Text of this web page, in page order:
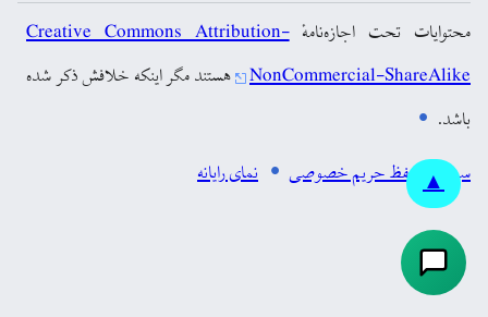
▲
محتوایات تحت اجازه‌نامهٔCreative Commons Attribution-
NonCommercial-ShareAlike هستند مگر اینکه خلافش ذکر شده
باشد.
سیاست حفظ حریم خصوصی
نمای رایانه